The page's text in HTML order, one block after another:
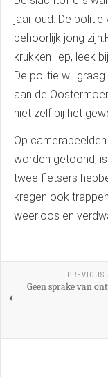
jaar oud. De
behoorlijk jong
krukken liep, leek
De politie wil
aan de
niet zelf bij het
Op
worden getoond,
twee fietsers
kregen ook
weerloos en
PREVIOUS
Geen sprake van